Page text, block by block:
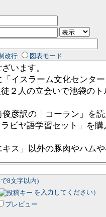
改行 図表モード
8文字以内)
を入力してください）
プレビュー